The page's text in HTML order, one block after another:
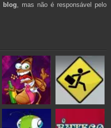
blog , mas não é responsável pelo